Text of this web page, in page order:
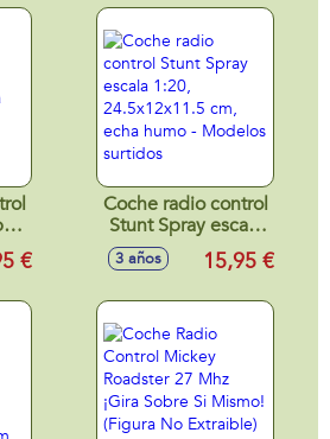
€
Coche radio control
Stunt Spray escala
1:20, 24.5x12x11.5
cm, echa humo -
3 años 15,95 €